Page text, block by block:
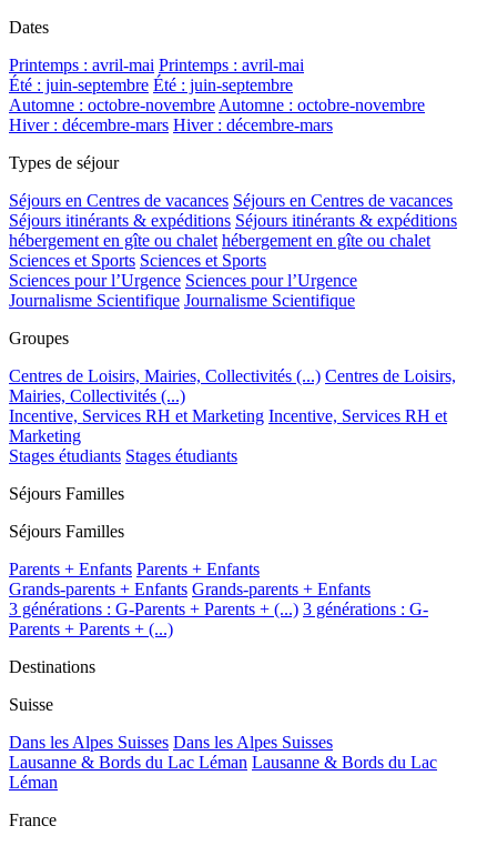
Dates
Printemps : avril-mai Printemps : avril-mai
Été : juin-septembre Été : juin-septembre
Automne : octobre-novembre Automne : octobre-novembre
Hiver : décembre-mars Hiver : décembre-mars
Types de séjour
Séjours en Centres de vacances Séjours en Centres de vacances
Séjours itinérants & expéditions Séjours itinérants & expéditions
hébergement en gîte ou chalet hébergement en gîte ou chalet
Sciences et Sports Sciences et Sports
Sciences pour l’Urgence Sciences pour l’Urgence
Journalisme Scientifique Journalisme Scientifique
Groupes
Centres de Loisirs, Mairies, Collectivités (...) Centres de Loisirs,
Mairies, Collectivités (...)
Incentive, Services RH et Marketing Incentive, Services RH et
Marketing
Stages étudiants Stages étudiants
Séjours Familles
Séjours Familles
Parents + Enfants Parents + Enfants
Grands-parents + Enfants Grands-parents + Enfants
3 générations : G-Parents + Parents + (...) 3 générations : G-
Parents + Parents + (...)
Destinations
Suisse
Dans les Alpes Suisses Dans les Alpes Suisses
Lausanne & Bords du Lac Léman Lausanne & Bords du Lac
Léman
France